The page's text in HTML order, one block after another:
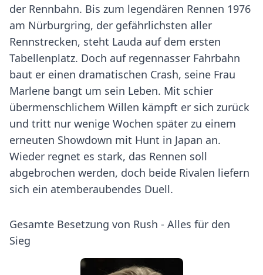
der Rennbahn. Bis zum legendären Rennen 1976
am Nürburgring, der gefährlichsten aller
Rennstrecken, steht Lauda auf dem ersten
Tabellenplatz. Doch auf regennasser Fahrbahn
baut er einen dramatischen Crash, seine Frau
Marlene bangt um sein Leben. Mit schier
übermenschlichem Willen kämpft er sich zurück
und tritt nur wenige Wochen später zu einem
erneuten Showdown mit Hunt in Japan an.
Wieder regnet es stark, das Rennen soll
abgebrochen werden, doch beide Rivalen liefern
sich ein atemberaubendes Duell.
Gesamte Besetzung von Rush - Alles für den
Sieg